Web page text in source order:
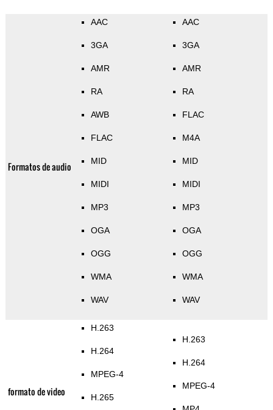
Formatos de audio
AAC
3GA
AMR
RA
AWB
FLAC
MID
MIDI
MP3
OGA
OGG
WMA
WAV
AAC
3GA
AMR
RA
FLAC
M4A
MID
MIDI
MP3
OGA
OGG
WMA
WAV
formato de video
H.263
H.264
MPEG-4
H.265
H.263
H.264
MPEG-4